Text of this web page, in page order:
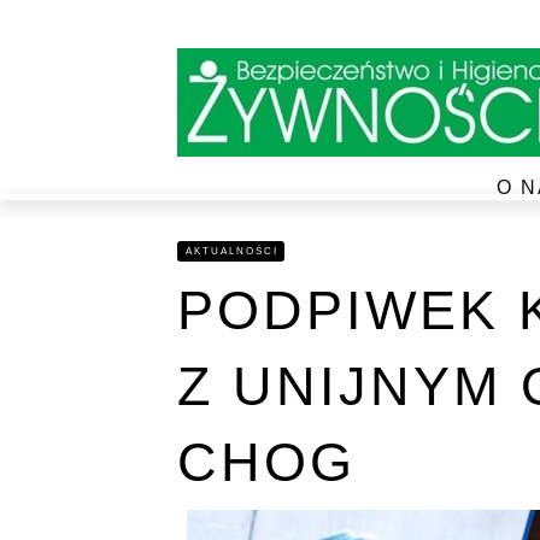
O
AKTUALNOŚCI
PODPIWEK
Z UNIJNYM
CHOG